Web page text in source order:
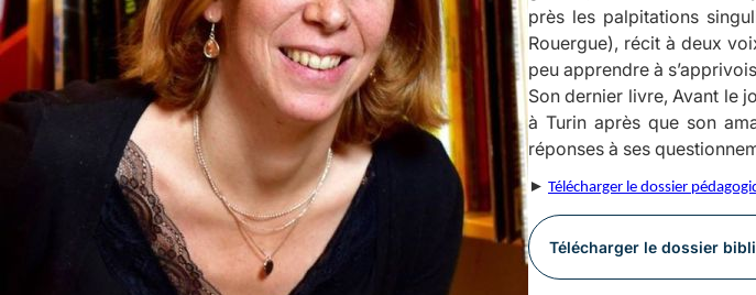
près les palpitations
Rouergue), récit à deux
peu apprendre à
Son dernier livre, Avant le
à Turin après que son
réponses à ses
► Télécharger le dossier
Télécharger le dossier